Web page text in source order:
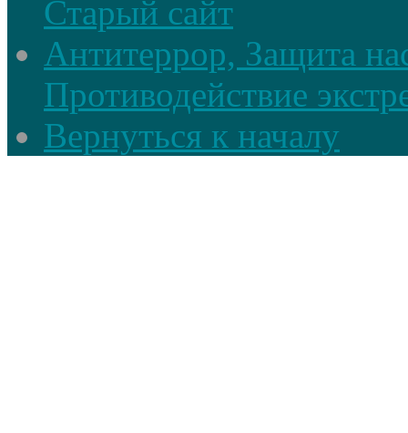
Старый сайт
Антитеррор, Защита
Противодействие
Вернуться к началу